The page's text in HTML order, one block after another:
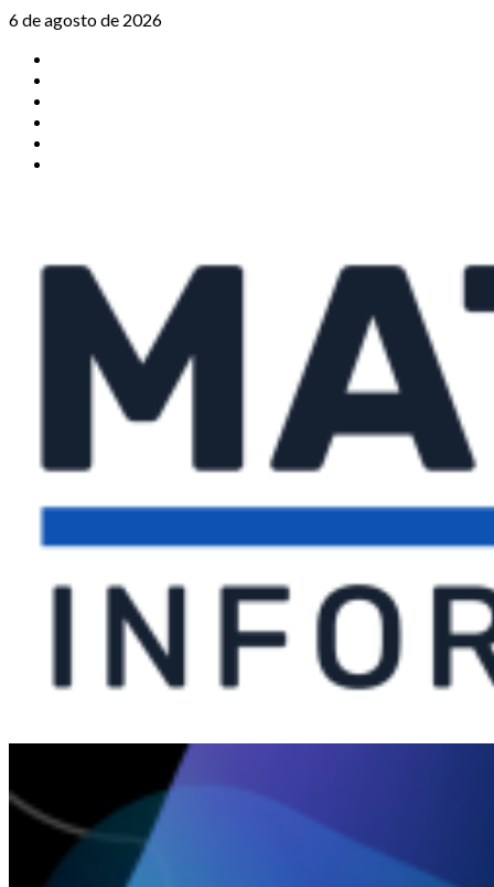
Saltar
contenido
6 de agosto de 2026